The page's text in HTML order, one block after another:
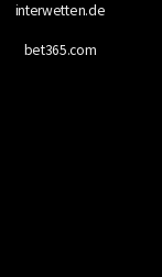
interwetten.de
bet365.com